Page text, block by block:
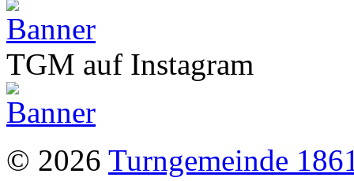
TGM auf Instagram
© 2026 Turngemeinde